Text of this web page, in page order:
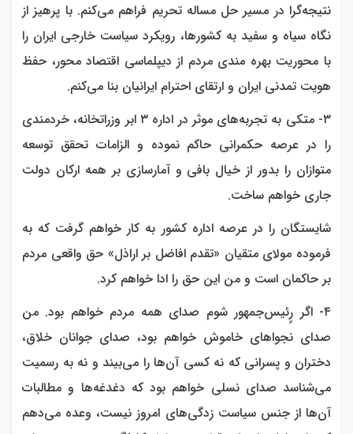
نتیجه‌گرا در مسیر حل مساله تحریم فراهم می‌کنم. با پرهیز از
نگاه سیاه و سفید به کشورها، رویکرد سیاست خارجی ایران را
با محوریت بهره مندی مردم از دیپلماسی اقتصاد محور، حفظ
هویت تمدنی ایران و ارتقای احترام ایرانیان بنا می‌کنم.
۳- متکی به تجربه‌های موثر در اداره ۳ ابر وزراتخانه، خردمندی
را در عرصه حکمرانی حاکم نموده و الزامات تحقق توسعه
متوازان را بدور از خیال بافی و آمارسازی بر همه ارکان دولت
جاری خواهم ساخت.
شایستگان را در عرصه اداره کشور به کار خواهم گرفت که به
فرموده مولای متقیان «تقدم افاضل بر اراذل» حق واقعی مردم
بر حاکمان است و من این حق را ادا خواهم کرد.
۴- اگر رٍئیس‌جمهور شوم صدای همه مردم خواهم بود. من
صدای نجواهای خاموش خواهم بود، صدای جوانان خلاق،
دختران و پسرانی که نه کسی آن‌ها را می‌بیند و نه به رسمیت
می‌شناسد صدای نسلی خواهم بود که دغدغه‌ها و مطالبات
آن‌ها از جنس سیاست زدگی‌های امروز نیست، وعده می‌دهم